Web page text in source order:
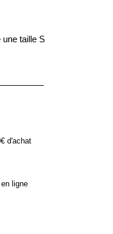
une taille S
d'achat
ligne